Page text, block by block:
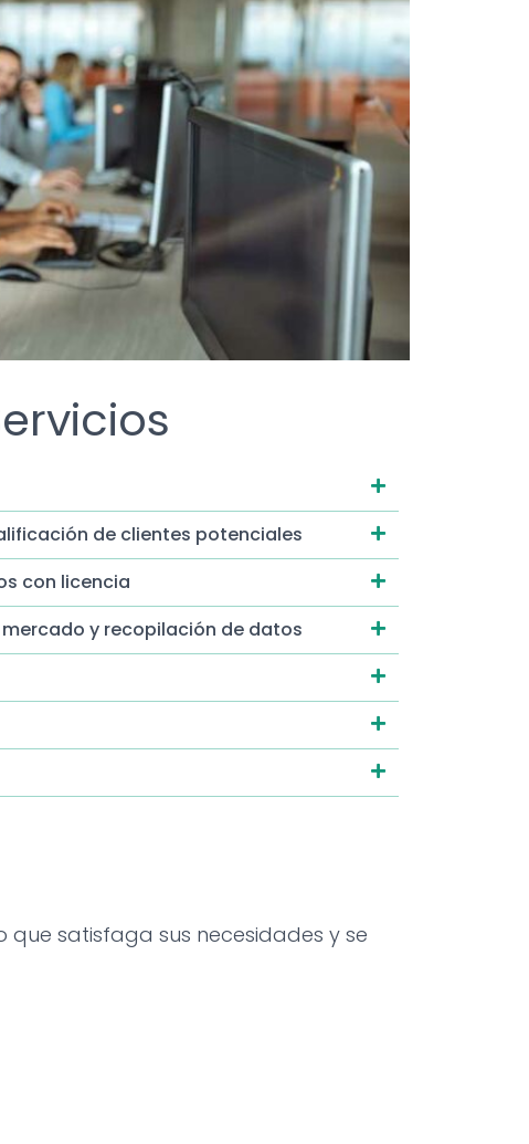
de clientes potenciales
con licencia
y recopilación de datos
satisfaga sus necesidades y se